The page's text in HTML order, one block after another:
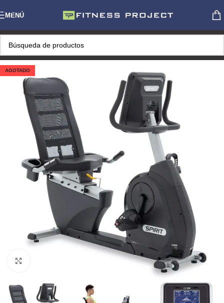
Skip to navigation
Skip to main content
MENÚ
AGOTADO